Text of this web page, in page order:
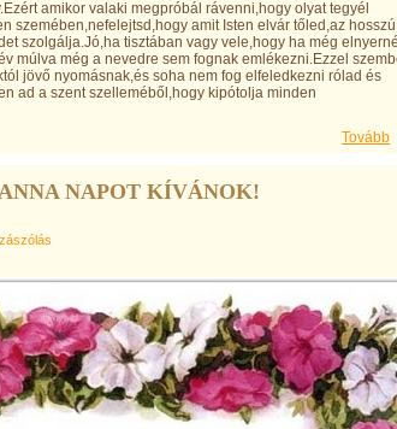
amikor valaki megpróbál rávenni,hogy olyat tegyél
szemében,nefelejtsd,hogy amit Isten elvár tőled,az hosszú
szolgálja.Jó,ha tisztában vagy vele,hogy ha még
múlva még a nevedre sem fognak emlékezni.Ezzel
jövő nyomásnak,és soha nem fog elfeledkezni rólad és
ad a szent szelleméből,hogy kipótolja minden
Tovább
NAPOT KÍVÁNOK!